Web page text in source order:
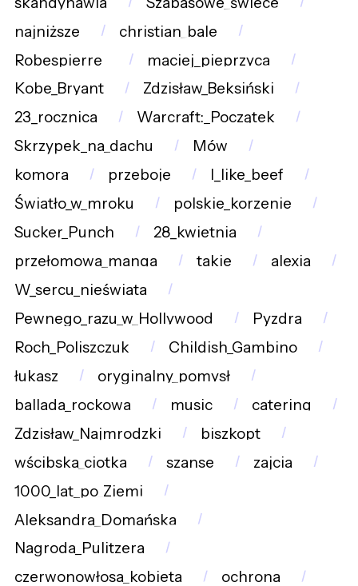
najniższe
christian_bale
Robespierre_
maciej_pieprzyca
Kobe_Bryant
Zdzisław_Beksiński
23_rocznica
Warcraft:_Początek
Skrzypek_na_dachu
Mów
komora
przeboje
I_like_beef
Światło_w_mroku
polskie_korzenie
Sucker_Punch
28_kwietnia
przełomowa_manga
takie
alexia
W_sercu_nieświata
Pewnego_razu_w_Hollywood
Pyzdra
Roch_Poliszczuk
Childish_Gambino
łukasz
oryginalny_pomysł
ballada_rockowa
music
catering
Zdzisław_Najmrodzki
biszkopt
wścibska_ciotka
szanse
zajcia
1000_lat_po_Ziemi
Aleksandra_Domańska
Nagroda_Pulitzera
czerwonowłosa_kobieta
ochrona